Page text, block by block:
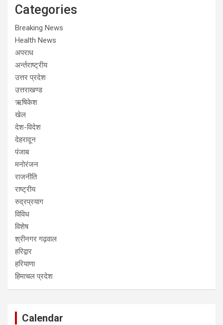
Categories
Breaking News
Health News
अपराध
अर्न्तराष्ट्रीय
उत्तर प्रदेश
उत्तराखण्ड
ऋषिकेश
खेल
देश-विदेश
देहरादून
पंजाब
मनोरंजन
राजनीति
राष्ट्रीय
रुद्रप्रयाग
विविध
विशेष
श्रीनगर गढ़वाल
हरिद्वार
हरियाणा
हिमाचल प्रदेश
Calendar